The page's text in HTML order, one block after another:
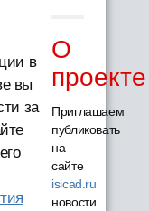
в
вы
за
О
проекте
Приглашаем
публиковать
на
сайте
isicad.ru
новости